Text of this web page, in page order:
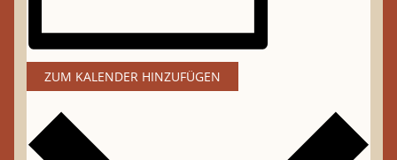
ZUM KALENDER HINZUFÜGEN